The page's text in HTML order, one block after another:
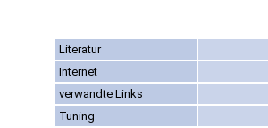
Literatur
Internet
verwandte Links
Tuning